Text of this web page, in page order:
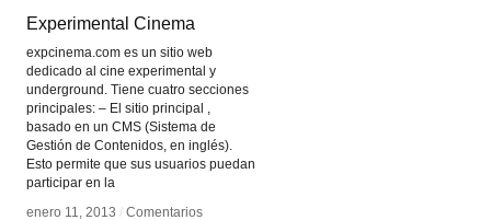
Experimental Cinema
expcinema.com es un sitio web
dedicado al cine experimental y
underground. Tiene cuatro secciones
principales: – El sitio principal ,
basado en un CMS (Sistema de
Gestión de Contenidos, en inglés).
Esto permite que sus usuarios puedan
participar en la
enero 11, 2013 / Comentarios
Experimental Cinema
enero 11, 2013 / Comentarios